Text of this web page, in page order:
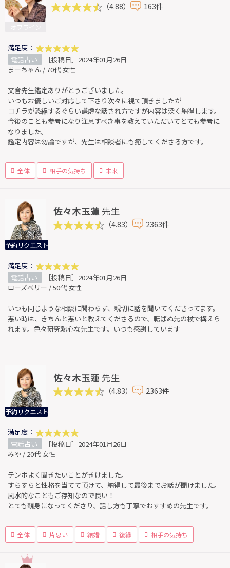
（4.88） 163件
満足度：
電話占い
［投稿日］2024年01月26日
まーちゃん / 70代 女性
文音先生鑑定ありがとうございました。
いつもお優しいご対応して下さり次々に視て頂きましたが
コチラが恐縮するぐらい謙虚な話され方ですが内容は深く納得します。
今後のことも参考になり注意すべき事を教えていただいてとても参考に
なりました。
鑑定内容は勿論ですが、先生は相談者にも癒してくださる方です。
全体 相手の気持ち 未来
予約リクエスト
佐々木玉蓮 先生
（4.83） 2363件
満足度：
電話占い
［投稿日］2024年01月26日
ローズベリー / 50代 女性
いつも同じような相談に関わらず、親切に話を聞いてくださってます。
悪い時は、きちんと悪いと教えてくださるので、転ばぬ先の杖で構えら
れます。色々研究熱心な先生です。いつも感謝しています
予約リクエスト
佐々木玉蓮 先生
（4.83） 2363件
満足度：
電話占い
［投稿日］2024年01月26日
みや / 20代 女性
テンポよく聞きたいことがきけました。
すらすらと性格を当てて頂けて、納得して最後までお話が聞けました。
風水的なこともご存知なので良い！
とても親身になってくださり、話し方も丁寧でおすすめの先生です。
全体 片思い 結婚 復縁 相手の気持ち